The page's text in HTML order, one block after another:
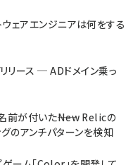
ェアエンジニアは何をする
リース ─ ADドメイン乗っ
前が付いた――New Relicの
のアンチパターンを検知